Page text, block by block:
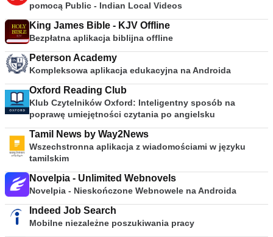
pomocą Public - Indian Local Videos
King James Bible - KJV Offline
Bezpłatna aplikacja biblijna offline
Peterson Academy
Kompleksowa aplikacja edukacyjna na Androida
Oxford Reading Club
Klub Czytelników Oxford: Inteligentny sposób na
poprawę umiejętności czytania po angielsku
Tamil News by Way2News
Wszechstronna aplikacja z wiadomościami w języku
tamilskim
Novelpia - Unlimited Webnovels
Novelpia - Nieskończone Webnowele na Androida
Indeed Job Search
Mobilne niezależne poszukiwania pracy